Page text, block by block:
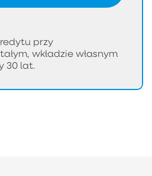
przy
wkładzie własnym
30 lat.